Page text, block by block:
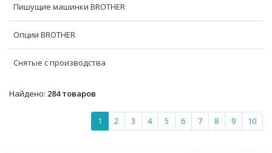
Пишущие машинки BROTHER
Опции BROTHER
Снятые с производства
Найдено: 284 товаров
1 2 3 4 5 6 7 8 9 10